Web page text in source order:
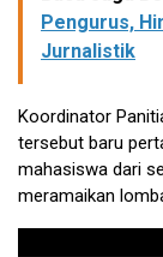
Pengurus,
Jurnalistik
Koordinator
tersebut baru
mahasiswa dari
meramaikan